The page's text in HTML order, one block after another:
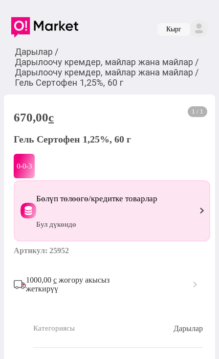
Кырг
Дарылар /
Дарылоочу кремдер, майлар жана майлар /
Дарылоочу кремдер, майлар жана майлар /
Гель Сертофен 1,25%, 60 г
1 / 1
670,00c
Гель Сертофен 1,25%, 60 г
0-0-3
Бөлүп төлөөгө/кредитке товарлар
Бул дүкөндө
Артикул: 25952
1000,00 с жогору акысыз
жеткирүү
Категориясы Дарылар